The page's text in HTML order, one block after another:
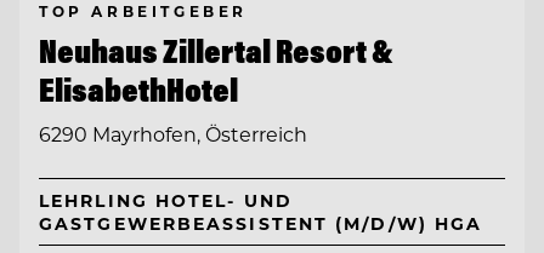
TOP ARBEITGEBER
Neuhaus Zillertal Resort &
ElisabethHotel
6290 Mayrhofen, Österreich
LEHRLING HOTEL- UND
GASTGEWERBEASSISTENT (M/D/W) HGA